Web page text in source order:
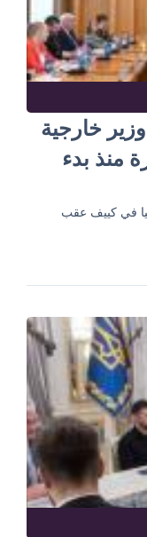
خارجية
منذ بدء
في كييف عقب